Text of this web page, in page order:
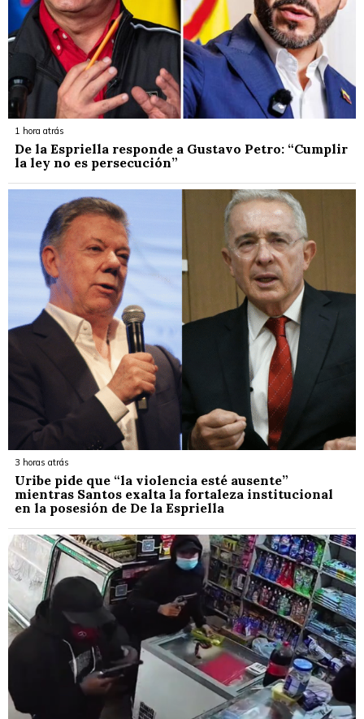
1 hora atrás
De la Espriella responde a Gustavo Petro: “Cumplir
la ley no es persecución”
3 horas atrás
Uribe pide que “la violencia esté ausente”
mientras Santos exalta la fortaleza institucional
en la posesión de De la Espriella